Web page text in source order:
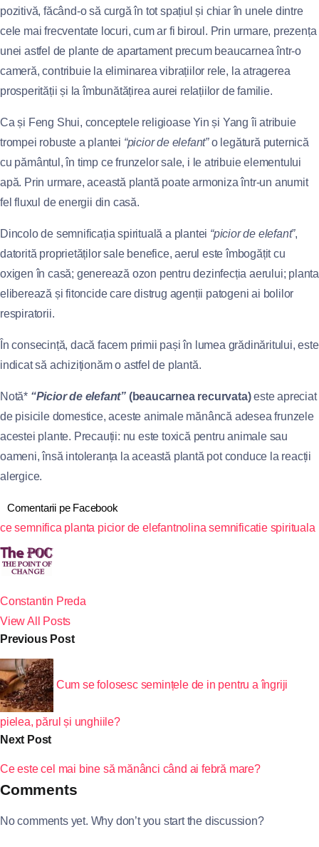
pozitivă, făcând-o să curgă în tot spațiul și chiar în unele dintre
cele mai frecventate locuri, cum ar fi biroul. Prin urmare, prezența
unei astfel de plante de apartament precum beaucarnea într-o
cameră, contribuie la eliminarea vibrațiilor rele, la atragerea
prosperității și la îmbunătățirea aurei relațiilor de familie.
Ca și Feng Shui, conceptele religioase Yin și Yang îi atribuie
trompei robuste a plantei “picior de elefant”o legătură puternică
cu pământul, în timp ce frunzelor sale, i le atribuie elementului
apă. Prin urmare, această plantă poate armoniza într-un anumit
fel fluxul de energii din casă.
Dincolo de semnificația spirituală a plantei “picior de elefant”,
datorită proprietăților sale benefice, aerul este îmbogățit cu
oxigen în casă; generează ozon pentru dezinfecția aerului; planta
eliberează și fitoncide care distrug agenții patogeni ai bolilor
respiratorii.
În consecință, dacă facem primii pași în lumea grădinăritului, este
indicat să achiziționăm o astfel de plantă.
Notă* “Picior de elefant” (beaucarnea recurvata)este apreciat
de pisicile domestice, aceste animale mănâncă adesea frunzele
acestei plante. Precauții: nu este toxică pentru animale sau
oameni, însă intoleranța la această plantă pot conduce la reacții
alergice.
Comentarii pe Facebook
ce semnifica planta picior de elefantnolina semnificatie spirituala
Constantin Preda
View All Posts
Previous Post
Cum se folosesc semințele de in pentru a îngriji
pielea, părul și unghiile?
Next Post
Ce este cel mai bine să mănânci când ai febră mare?
Comments
No comments yet. Why don’t you start the discussion?